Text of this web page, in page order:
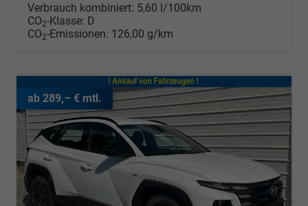
Verbrauch kombiniert: 5,60 l/100km
CO2-Klasse: D
CO2-Emissionen: 126,00 g/km
ab 289,– € mtl.